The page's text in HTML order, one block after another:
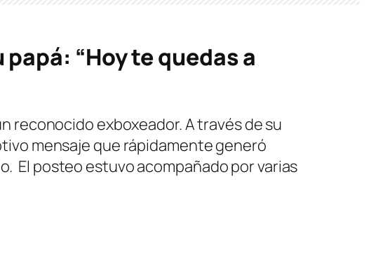
“Hoy te quedas a
reconocido exboxeador. A través de su
mensaje que rápidamente generó
El posteo estuvo acompañado por varias